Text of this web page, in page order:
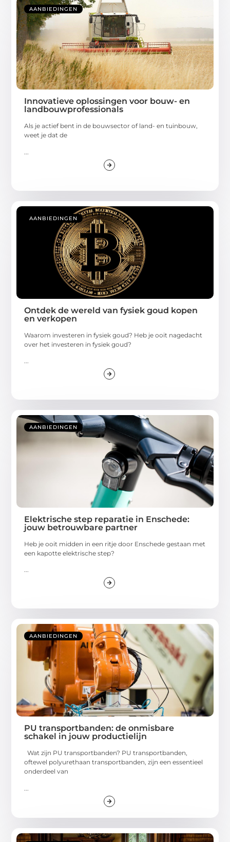
AANBIEDINGEN
Innovatieve oplossingen voor bouw- en
landbouwprofessionals
Als je actief bent in de bouwsector of land- en tuinbouw,
weet je dat de
AANBIEDINGEN
Ontdek de wereld van fysiek goud kopen
en verkopen
Waarom investeren in fysiek goud? Heb je ooit nagedacht
over het investeren in fysiek goud?
...
AANBIEDINGEN
Elektrische step reparatie in Enschede:
jouw betrouwbare partner
Heb je ooit midden in een ritje door Enschede gestaan met
een kapotte elektrische step?
...
AANBIEDINGEN
PU transportbanden: de onmisbare
schakel in jouw productielijn
Wat zijn PU transportbanden? PU transportbanden,
oftewel polyurethaan transportbanden, zijn een essentieel
onderdeel van